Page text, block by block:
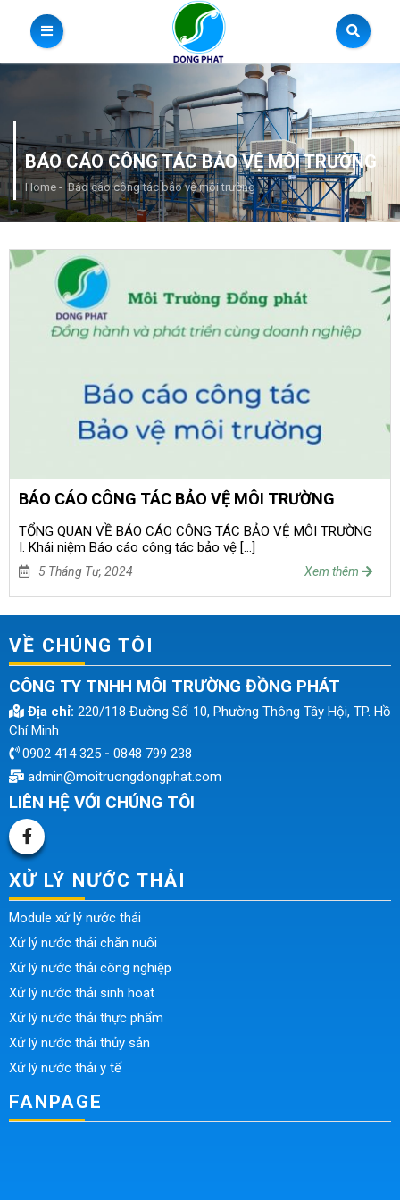
BÁO CÁO CÔNG TÁC BẢO VỆ MÔI TRƯỜNG
Home - Báo cáo công tác bảo vệ môi trường
BÁO CÁO CÔNG TÁC BẢO VỆ MÔI TRƯỜNG
TỔNG QUAN VỀ BÁO CÁO CÔNG TÁC BẢO VỆ MÔI TRƯỜNG
I. Khái niệm Báo cáo công tác bảo vệ […]
5 Tháng Tư, 2024 Xem thêm
VỀ CHÚNG TÔI
CÔNG TY TNHH MÔI TRƯỜNG ĐỒNG PHÁT
Địa chỉ:220/118 Đường Số 10, Phường Thông Tây Hội, TP. Hồ
Chí Minh
0902 414 325 - 0848 799 238
admin@moitruongdongphat.com
LIÊN HỆ VỚI CHÚNG TÔI
XỬ LÝ NƯỚC THẢI
Module xử lý nước thải
Xử lý nước thải chăn nuôi
Xử lý nước thải công nghiệp
Xử lý nước thải sinh hoạt
Xử lý nước thải thực phẩm
Xử lý nước thải thủy sản
Xử lý nước thải y tế
FANPAGE